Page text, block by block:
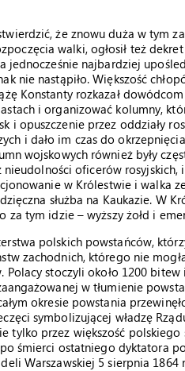
że znowu duża w tym
walki, ogłosił też dekret
jednocześnie najbardziej
nie nastąpiło. Większość
Konstanty rozkazał
i organizować kolumny,
i opuszczenie przez oddziały
i dało im czas do
wojskowych również były
nieudolności oficerów
w Królestwie i walka
służba na Kaukazie. W
za tym idzie – wyższy żołd i
polskich powstańców,
zachodnich, którego nie
Polacy stoczyli około 1200
w tłumienie
okresie powstania
symbolizującej władzę
tylko przez większość
śmierci ostatniego dyktatora
Warszawskiej 5 sierpnia